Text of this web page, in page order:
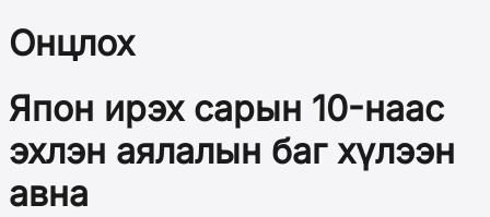
Онцлох
Япон ирэх сарын 10-наас
эхлэн аялалын баг хүлээн
авна